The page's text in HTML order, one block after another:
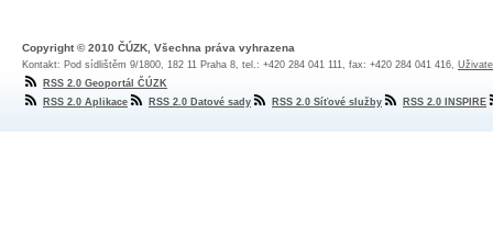
Copyright © 2010 ČÚZK, Všechna práva vyhrazena
Kontakt: Pod sídlištěm 9/1800, 182 11 Praha 8, tel.: +420 284 041 111, fax: +420 284 041 416,
RSS 2.0 Geoportál ČÚZK
RSS 2.0 Aplikace
RSS 2.0 Datové sady RSS 2.0 Síťové služby RSS 2.0 INSPIRE